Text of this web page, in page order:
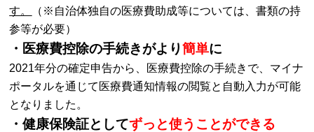
す。
（※自治体独自の医療費助成等については、書類の持
参等が必要）
・医療費控除の手続きがより簡単に
2021年分の確定申告から、医療費控除の手続きで、マイナ
ポータルを通じて医療費通知情報の閲覧と自動入力が可能
となりました。
・健康保険証としてずっと使うことができる